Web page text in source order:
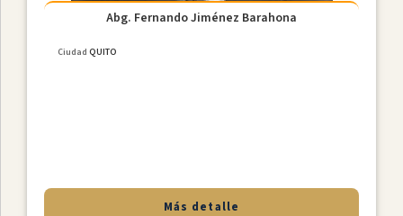
Abg. Fernando Jiménez Barahona
Ciudad QUITO
Más detalle